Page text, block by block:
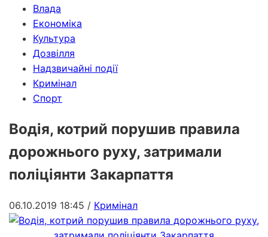
Влада
Економіка
Культура
Дозвілля
Надзвичайні події
Кримінал
Спорт
Водія, котрий порушив правила
дорожнього руху, затримали
поліціянти Закарпаття
06.10.2019 18:45 / Кримінал